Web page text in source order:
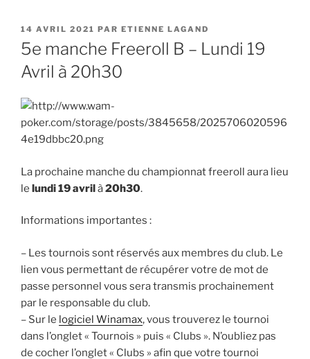
PUBLIÉ
LE
14 AVRIL 2021 PAR ETIENNE LAGAND
5e manche Freeroll B – Lundi 19
Avril à 20h30
La prochaine manche du championnat freeroll aura lieu
le lundi 19 avrilà20h30.
Informations importantes :
– Les tournois sont réservés aux membres du club. Le
lien vous permettant de récupérer votre de mot de
passe personnel vous sera transmis prochainement
par le responsable du club.
– Sur le logiciel Winamax, vous trouverez le tournoi
dans l’onglet « Tournois » puis « Clubs ». N’oubliez pas
de cocher l’onglet « Clubs » afin que votre tournoi